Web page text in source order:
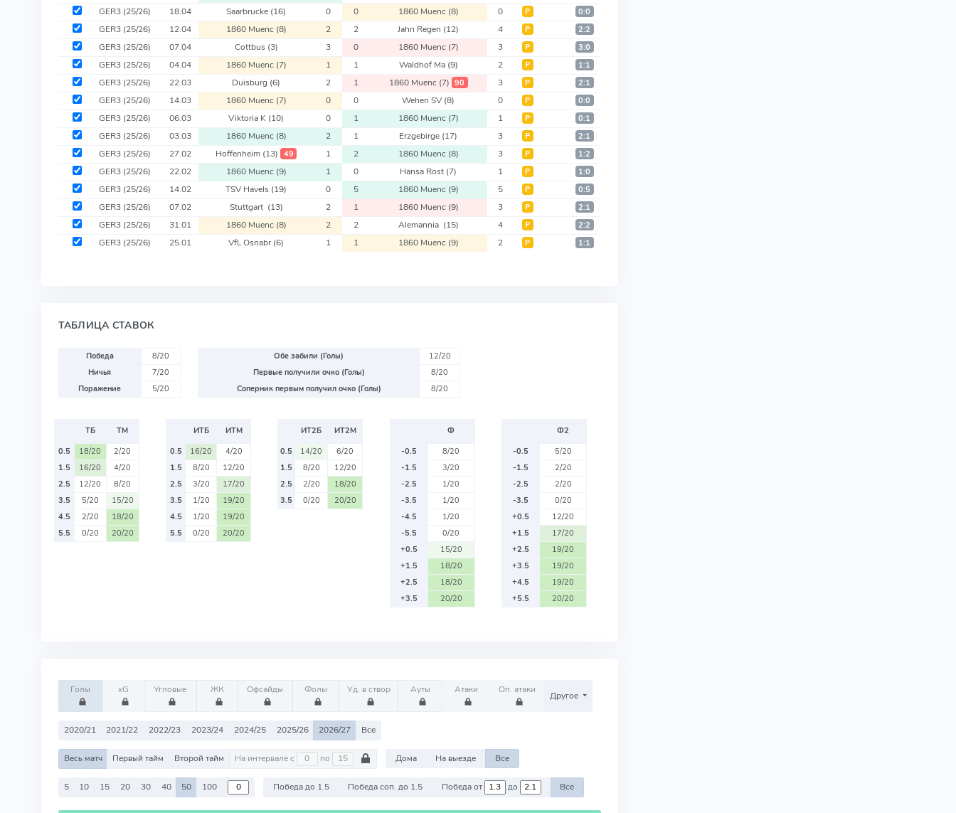
GER3 (25/26) 18.04 Saarbrucke (16) 0 0 1860 Muenc (8) 0 Р 0:0
GER3 (25/26) 12.04 1860 Muenc (8) 2 2 Jahn Regen (12) 4 Р 2:2
GER3 (25/26) 07.04 Cottbus (3) 3 0 1860 Muenc (7) 3 Р 3:0
GER3 (25/26) 04.04 1860 Muenc (7) 1 1 Waldhof Ma (9) 2 Р 1:1
GER3 (25/26) 22.03 Duisburg (6) 2 1 1860 Muenc (7) 90 3 Р 2:1
GER3 (25/26) 14.03 1860 Muenc (7) 0 0 Wehen SV (8) 0 Р 0:0
GER3 (25/26) 06.03 Viktoria K (10) 0 1 1860 Muenc (7) 1 Р 0:1
GER3 (25/26) 03.03 1860 Muenc (8) 2 1 Erzgebirge (17) 3 Р 2:1
GER3 (25/26) 27.02 Hoffenheim (13) 49 1 2 1860 Muenc (8) 3 Р 1:2
GER3 (25/26) 22.02 1860 Muenc (9) 1 0 Hansa Rost (7) 1 Р 1:0
GER3 (25/26) 14.02 TSV Havels (19) 0 5 1860 Muenc (9) 5 Р 0:5
GER3 (25/26) 07.02 Stuttgart (13) 2 1 1860 Muenc (9) 3 Р 2:1
GER3 (25/26) 31.01 1860 Muenc (8) 2 2 Alemannia (15) 4 Р 2:2
GER3 (25/26) 25.01 VfL Osnabr(6) 1 1 1860 Muenc (9) 2 Р 1:1
ТАБЛИЦА СТАВОК
Победа
8/20
Ничья
7/20
Поражение
5/20
Обе забили (Голы)
12/20
Первые получили очко (Голы)
8/20
Соперник первым получил очко (Голы)
8/20
ТБ
ТМ
0.5
18/20
2/20
1.5
16/20
4/20
2.5
12/20
8/20
3.5
5/20
15/20
4.5
2/20
18/20
5.5
0/20 20/20
ИТБ
ИТМ
0.5
16/20
4/20
1.5
8/20
12/20
2.5
3/20
17/20
3.5
1/20
19/20
4.5
1/20
19/20
5.5
0/20 20/20
ИТ2Б
ИТ2М
0.5
14/20
6/20
1.5
8/20
12/20
2.5
2/20
18/20
3.5
0/20 20/20
Ф
-0.5
8/20
-1.5
3/20
-2.5
1/20
-3.5
1/20
-4.5
1/20
-5.5
0/20
+0.5
15/20
+1.5
18/20
+2.5
18/20
+3.5
20/20
Ф2
-0.5
5/20
-1.5
2/20
-2.5
2/20
-3.5
0/20
+0.5
12/20
+1.5
17/20
+2.5
19/20
+3.5
19/20
+4.5
19/20
+5.5
20/20
Голы xG Угловые ЖК Офсайды Фолы Уд. в створ Ауты Атаки Оп. атаки
Другое
2020/21 2021/22 2022/23 2023/24 2024/25 2025/26 2026/27 Все
Весь матч Первый тайм Второй тайм На интервале с по Дома На выезде Все
5 10 15 20 30 40 50 100 Победа до 1.5 Победа соп. до 1.5 Победа от до Все